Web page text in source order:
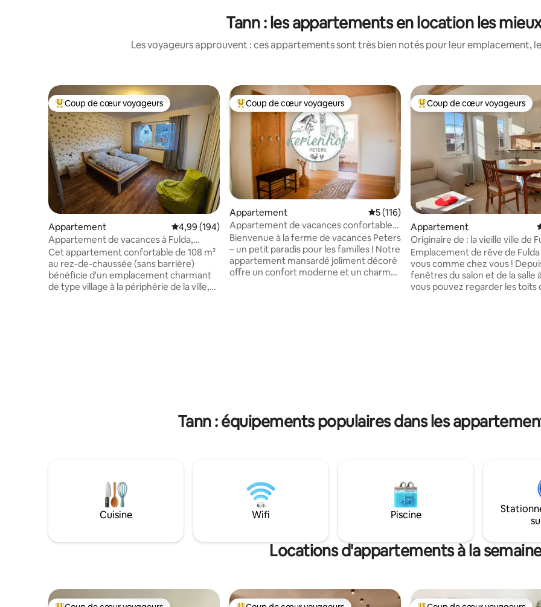
Tann : les appartements en location les
Les voyageurs approuvent : ces appartements sont très bien notés pour leur emplacement,
Coups de cœur voyageurs les plus appréciés
Coup de cœur voyageurs
Appartement Évaluation moyenne sur la base de 194 commentaires : 4,99 sur 5
4,99 (194)
Appartement de vacances à Fulda,
108 m2, nature pure, calme, parking
Cet appartement confortable de 108 m²
au rez-de-chaussée (sans barrière)
bénéficie d'un emplacement charmant
de type village à la périphérie de la ville,
d'un poêle à bois et d'une baignoire vous
invite à vous détendre et à vous relaxer.
Coups de cœur voyageurs les plus appréciés
Coup de cœur voyageurs
Appartement Évaluation moyenne sur la base de 116
5 (116)
Appartement de vacances confortable
dans la verdure
Bienvenue à la ferme de vacances Peters
– un petit paradis pour les familles ! Notre
appartement mansardé joliment décoré
offre un confort moderne et un charme
Coups de cœur voyageurs les
Coup de cœur voyageurs
Appartement
Originaire de : la vieille ville de
Emplacement de rêve de
vous comme chez vous !
fenêtres du salon et de la salle
vous pouvez regarder les toits
Tann : équipements populaires dans les
Cuisine Wifi Piscine
Locations d'appartements à la